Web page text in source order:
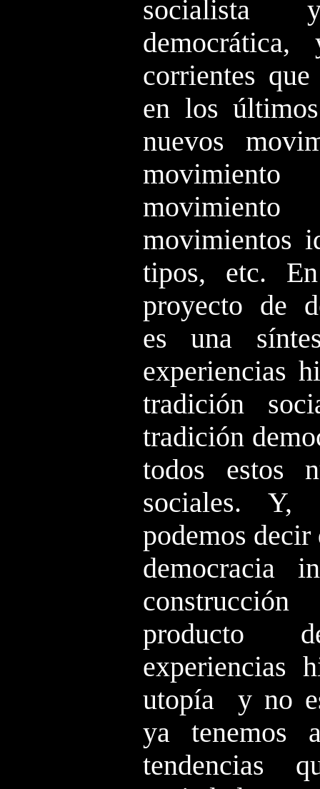
corrientes
en los
nuevos
movimientos
tipos, etc.
proyecto de
es una
experiencias
tradición
tradición
todos estos
sociales. Y,
podemos
democracia
producto
experiencias
utopía ­ y no
ya tenemos
tendencias